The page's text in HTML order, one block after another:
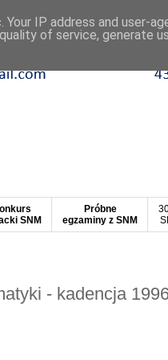
SNM
Próbne
egzaminy z SNM
- kadencja
IP address and user-
of service, generate